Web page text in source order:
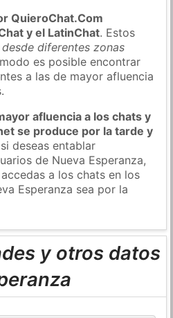
QuieroChat.Com
y el LatinChat. Estos
diferentes zonas
es posible encontrar
a las de mayor afluencia
afluencia a los chats y
se produce por la tarde y
deseas entablar
de Nueva Esperanza,
a los chats en los
Esperanza sea por la
y otros datos